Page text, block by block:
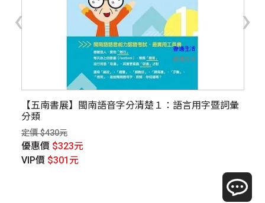
【五南書展】閩南語音字分清楚１：語言用字暨詞彙
分類
定價 $430元
優惠價 $323元
VIP價 $301元
‹ ›